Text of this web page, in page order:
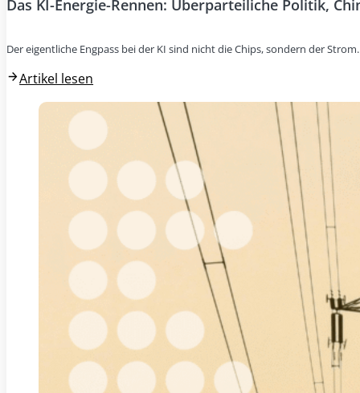
Das KI-Energie-Rennen: Überparteiliche Politik,
Der eigentliche Engpass bei der KI sind nicht die Chips, sondern der
Artikel lesen